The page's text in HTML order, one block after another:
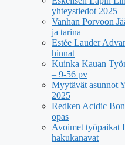
yhteystiedot 2025
Vanhan Porvoon
ja tarina
Estée Lauder
hinnat
Kuinka Kauan
– 9-56 pv
Myytävät asunnot
2025
Redken Acidic
opas
Avoimet työpaikat
hakukanavat